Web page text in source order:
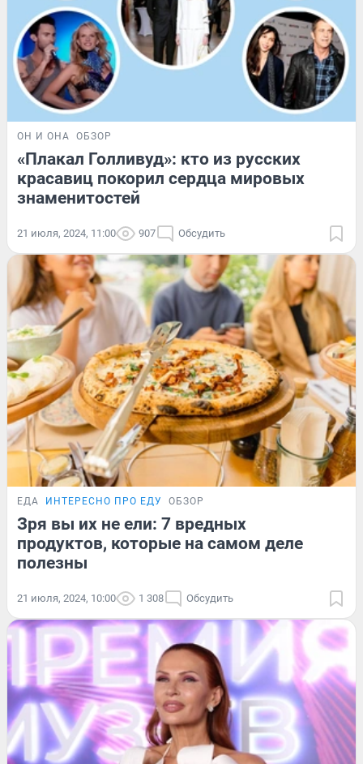
ОН И ОНА ОБЗОР
«Плакал Голливуд»: кто из русских
красавиц покорил сердца мировых
знаменитостей
21 июля, 2024, 11:00 907 Обсудить
ЕДА ИНТЕРЕСНО ПРО ЕДУ ОБЗОР
Зря вы их не ели: 7 вредных
продуктов, которые на самом деле
полезны
21 июля, 2024, 10:00 1 308 Обсудить